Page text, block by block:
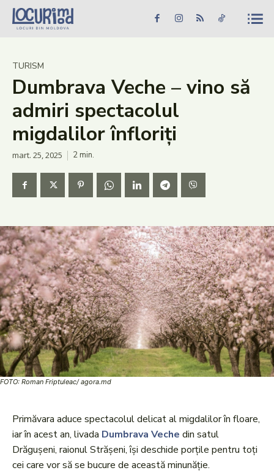
Caută în site... Căutare
Știri
Evenimente
Dezvoltare rurală
Turism
Vinării
Patrimoniu
Produs Acasă
TURISM
Dumbrava Veche – vino să
admiri spectacolul
migdalilor înfloriți
mart. 25, 2025 2min.
FOTO: Roman Friptuleac/ agora.md
Primăvara aduce spectacolul delicat al migdalilor în floare,
iar în acest an, livada Dumbrava Veche din satul
Drăgușeni, raionul Strășeni, își deschide porțile pentru toți
cei care vor să se bucure de această minunăție.